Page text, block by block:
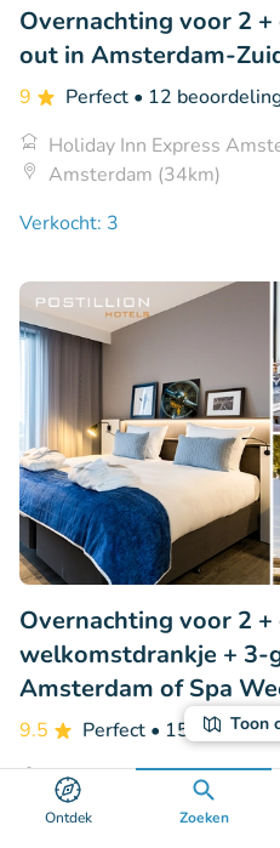
Ontdek Zoeken
Toon
Overnachting voor 2
out in Amsterdam-
9 Perfect • 12
Holiday Inn Express
Amsterdam (34km)
Verkocht: 3
Overnachting voor 2
welkomstdrankje + 3-
Amsterdam of Spa
9.5 Perfect • 151
Postillion Hotel
Amsterdam (35km)